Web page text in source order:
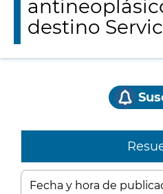
destino Servic
Fecha y hora de